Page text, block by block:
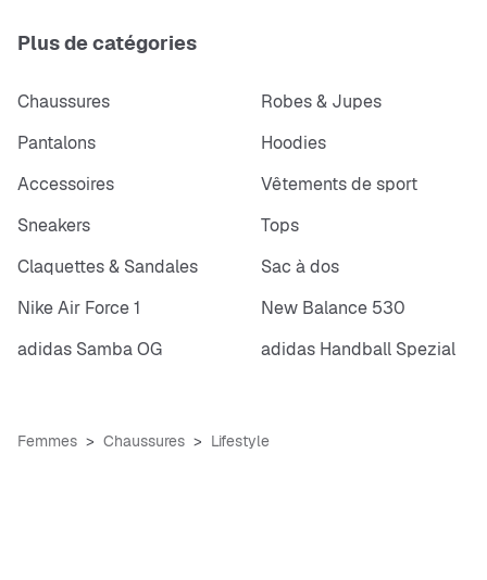
Plus de catégories
Chaussures
Robes & Jupes
Pantalons
Hoodies
Accessoires
Vêtements de sport
Sneakers
Tops
Claquettes & Sandales
Sac à dos
Nike Air Force 1
New Balance 530
adidas Samba OG
adidas Handball Spezial
Femmes Chaussures Lifestyle